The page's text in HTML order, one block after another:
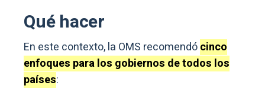
Qué hacer
En este contexto, la OMS recomendócinco
enfoques para los gobiernos de todos los
países: